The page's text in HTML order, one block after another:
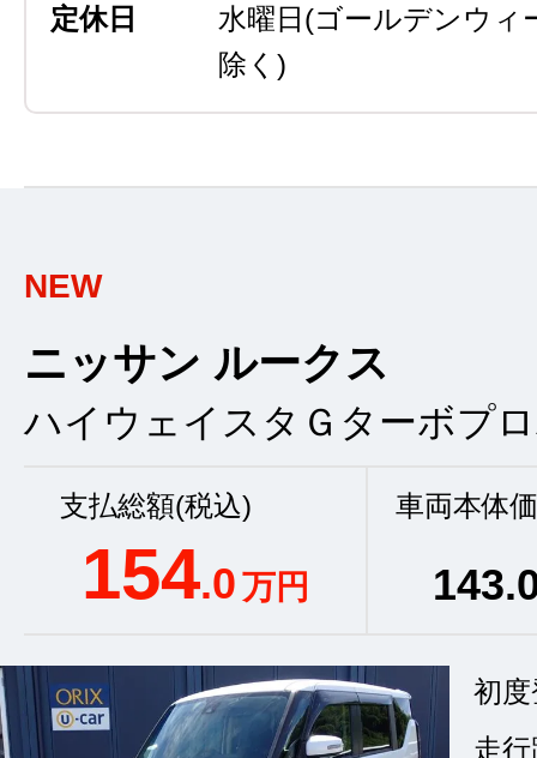
定休日
水曜日 (ゴールデンウィ
除く)
NEW
ニッサン ルークス
ハイウェイスタＧターボプ
支払総額(税込)
154.0万円
車両本体
143
初
走